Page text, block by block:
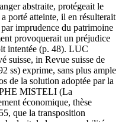
abstraite, protégeait le
porté atteinte, il en résulterait
imprudence du patrimoine
provoquerait un préjudice
intentée (p. 48). LUC
in Revue suisse de
ss) exprime, sans plus ample
de la solution adoptée par la
MISTELI (La
économique, thèse
que la transposition